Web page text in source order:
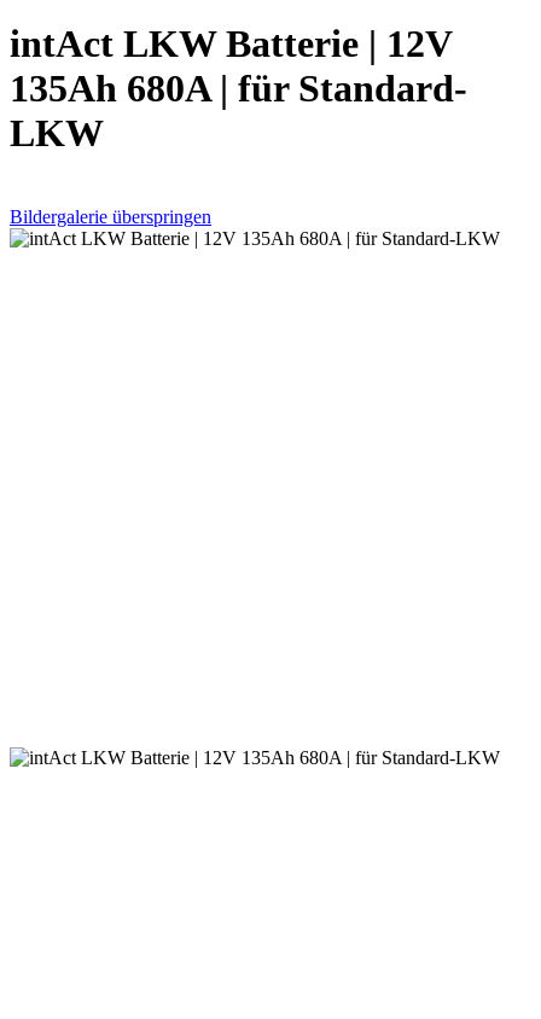
intAct LKW Batterie | 12V
135Ah 680A | für Standard-
LKW
Bildergalerie überspringen